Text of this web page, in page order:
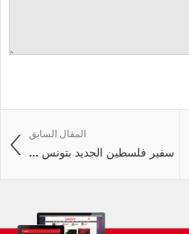
المقال السابق
سفير فلسطين الجديد بتونس ...